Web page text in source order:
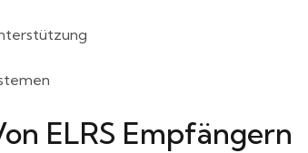
ELRS Empfängern